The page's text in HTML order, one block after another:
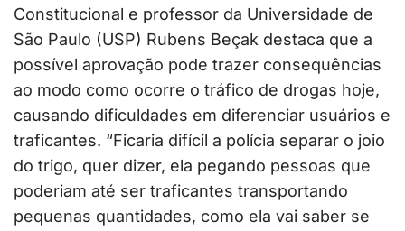
Constitucional e professor da Universidade de
São Paulo (USP) Rubens Beçak destaca que a
possível aprovação pode trazer consequências
ao modo como ocorre o tráfico de drogas hoje,
causando dificuldades em diferenciar usuários e
traficantes. “Ficaria difícil a polícia separar o joio
do trigo, quer dizer, ela pegando pessoas que
poderiam até ser traficantes transportando
pequenas quantidades, como ela vai saber se